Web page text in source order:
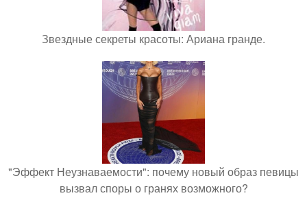
Звездные секреты красоты: Ариана гранде.
"Эффект Неузнаваемости": почему новый образ певицы
вызвал споры о гранях возможного?